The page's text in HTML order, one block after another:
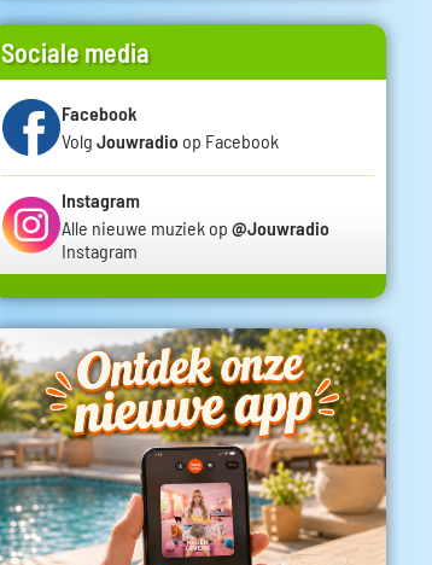
Sociale media
Facebook
Volg Jouwradio op Facebook
Instagram
Alle nieuwe muziek op @Jouwradio
Instagram